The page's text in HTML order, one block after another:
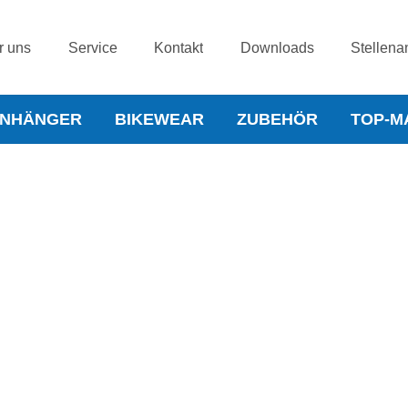
uns Service Kontakt Downloads
BIKEWEAR ZUBEHÖR TOP-